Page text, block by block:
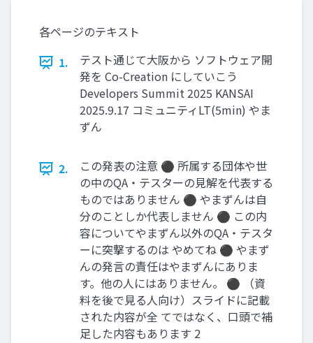
各ページのテキスト
1.
テスト通じて大阪から ソフトウェア開
発を Co-Creation にしていこう
Developers Summit 2025 KANSAI
2025.9.17 コミュニティLT(5min) やま
ずん
2.
この発表の注意 ⚫ 所属する団体や世
の中のQA・テスターの見解を代表する
ものではありません ⚫ やまずんは自
分のことしか代表しません ⚫ この内
容についてやまずん以外のQA・テスタ
ーに突撃するのは やめてね ⚫ やまず
んの発言の責任はやまずんにありま
す。他の人にはありません。 ⚫ （資
料を後で見る人向け）スライドに記載
された内容が全 てではなく、口頭で補
足した内容もあります 2